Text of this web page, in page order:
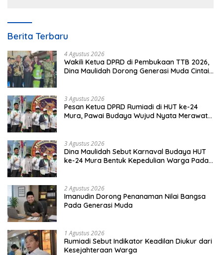
Berita Terbaru
4 Agustus 2026
Wakili Ketua DPRD di Pembukaan TTB 2026,
Dina Maulidah Dorong Generasi Muda Cintai
3 Agustus 2026
Pesan Ketua DPRD Rumiadi di HUT ke-24
Mura, Pawai Budaya Wujud Nyata Merawat
3 Agustus 2026
Dina Maulidah Sebut Karnaval Budaya HUT
ke-24 Mura Bentuk Kepedulian Warga Pada
2 Agustus 2026
Imanudin Dorong Penanaman Nilai Bangsa
Pada Generasi Muda
1 Agustus 2026
Rumiadi Sebut Indikator Keadilan Diukur dari
Kesejahteraan Warga